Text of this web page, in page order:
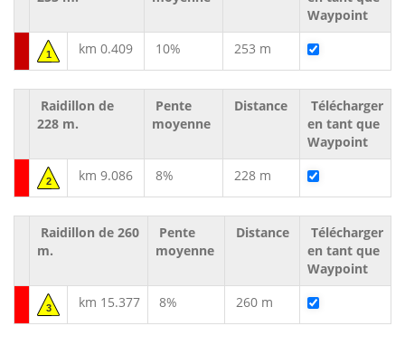
Waypoint
1 km 0.409 10% 253 m
Raidillon de
228 m.
Pente
moyenne
Distance
Télécharger
en tant que
Waypoint
2 km 9.086 8% 228 m
Raidillon de 260
m.
Pente
moyenne
Distance
Télécharger
en tant que
Waypoint
3 km 15.377 8% 260 m